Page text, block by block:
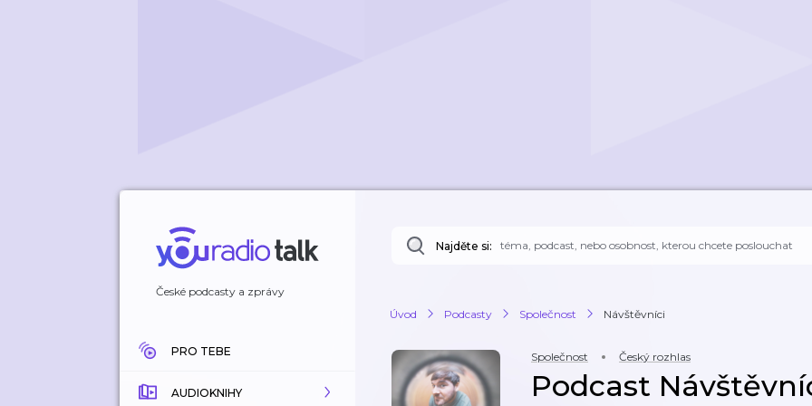
České podcasty a zprávy
PRO TEBE
AUDIOKNIHY
Najděte si:
Úvod Podcasty Společnost Návštěvníci
Společnost Český rozhlas
Podcast